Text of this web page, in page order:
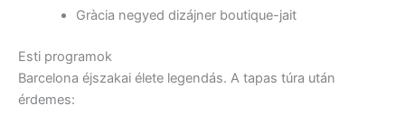
Gràcia negyed dizájner boutique-jait
Esti programok
Barcelona éjszakai élete legendás. A tapas túra után
érdemes: